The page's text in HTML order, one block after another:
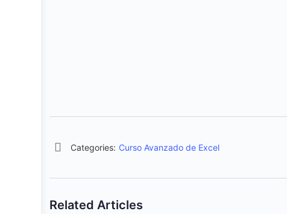
Categories: Curso Avanzado de Excel
Related Articles